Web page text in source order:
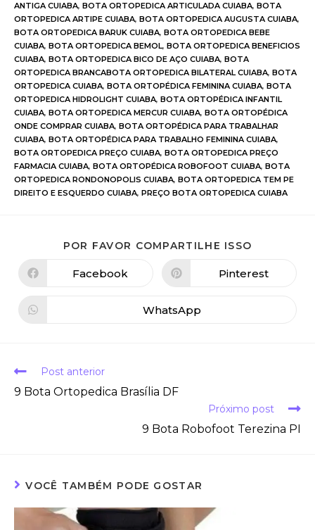
ANTIGA CUIABA, BOTA ORTOPEDICA ARTICULADA CUIABA, BOTA
ORTOPEDICA ARTIPE CUIABA, BOTA ORTOPEDICA AUGUSTA CUIABA,
BOTA ORTOPEDICA BARUK CUIABA, BOTA ORTOPEDICA BEBE
CUIABA, BOTA ORTOPEDICA BEMOL, BOTA ORTOPEDICA BENEFICIOS
CUIABA, BOTA ORTOPEDICA BICO DE AÇO CUIABA, BOTA
ORTOPEDICA BRANCABOTA ORTOPEDICA BILATERAL CUIABA, BOTA
ORTOPEDICA CUIABA, BOTA ORTOPÉDICA FEMININA CUIABA, BOTA
ORTOPEDICA HIDROLIGHT CUIABA, BOTA ORTOPÉDICA INFANTIL
CUIABA, BOTA ORTOPEDICA MERCUR CUIABA, BOTA ORTOPÉDICA
ONDE COMPRAR CUIABA, BOTA ORTOPÉDICA PARA TRABALHAR
CUIABA, BOTA ORTOPÉDICA PARA TRABALHO FEMININA CUIABA,
BOTA ORTOPEDICA PREÇO CUIABA, BOTA ORTOPEDICA PREÇO
FARMACIA CUIABA, BOTA ORTOPÉDICA ROBOFOOT CUIABA, BOTA
ORTOPEDICA RONDONOPOLIS CUIABA, BOTA ORTOPEDICA TEM PE
DIREITO E ESQUERDO CUIABA, PREÇO BOTA ORTOPEDICA CUIABA
POR FAVOR COMPARTILHE ISSO
Facebook Pinterest
WhatsApp
Post anterior
9 Bota Ortopedica Brasília DF
Próximo post
9 Bota Robofoot Terezina PI
VOCÊ TAMBÉM PODE GOSTAR